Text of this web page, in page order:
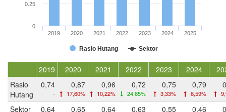
Rasio Hutang Sektor
2019 2020 2021 2022 2023 2024 2025
0
0.25
2019 2020 2021 2022 2023 2024
Rasio
Hutang
0,74
-
0,87
17,60%
0,96
10,22%
0,72
24,65%
0,75
3,33%
0,79
6,59%
Sektor 0,64 0,65 0,64 0,63 0,55 0,46